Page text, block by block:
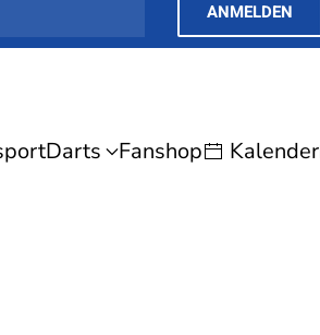
ANMELDEN
Darts Fanshop Kalender